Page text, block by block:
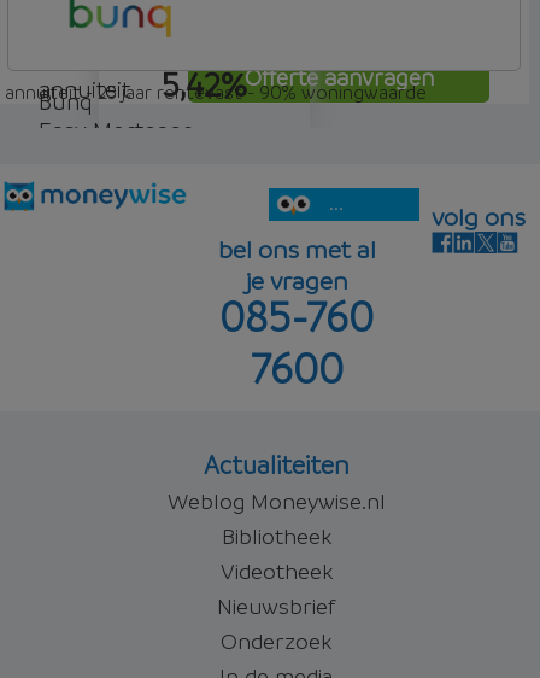
Offerte aanvragen
5,42%
Offerte aanvragen
Plusvoorwaarden
annuiteit
5,45%
Offerte aanvragen
Bunq
Easy Mortgage
annuiteit
5,62%
annuiteit - 25 jaar rentevast - 90% woningwaarde
...
bel ons met al
je vragen
085-760
7600
volg ons
Actualiteiten
Weblog Moneywise.nl
Bibliotheek
Videotheek
Nieuwsbrief
Onderzoek